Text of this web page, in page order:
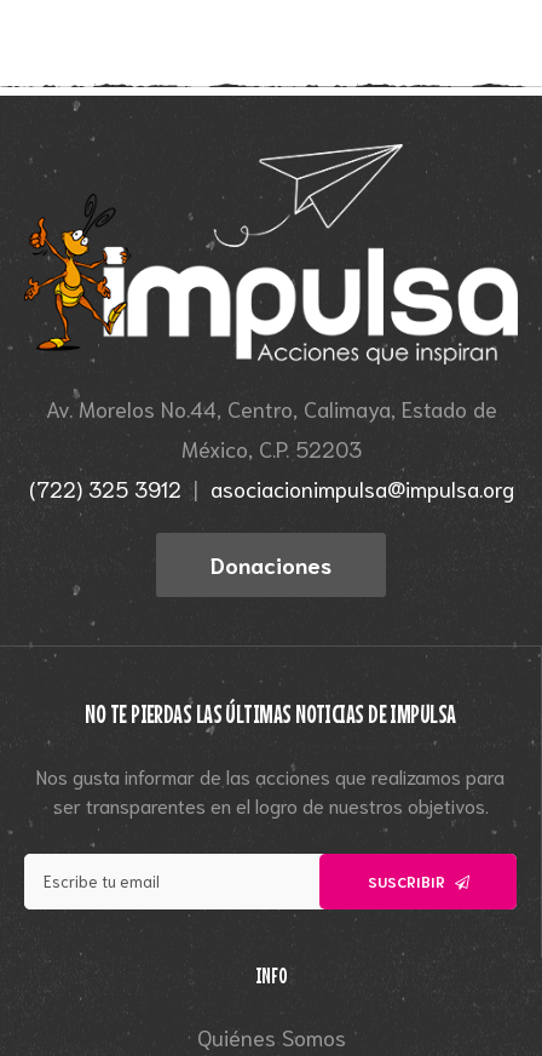
Av. Morelos No.44, Centro, Calimaya, Estado de
México, C.P. 52203
(722) 325 3912 | asociacionimpulsa@impulsa.org
Donaciones
NO TE PIERDAS LAS ÚLTIMAS NOTICIAS DE IMPULSA
Nos gusta informar de las acciones que realizamos para
ser transparentes en el logro de nuestros objetivos.
SUSCRIBIR
INFO
Quiénes Somos